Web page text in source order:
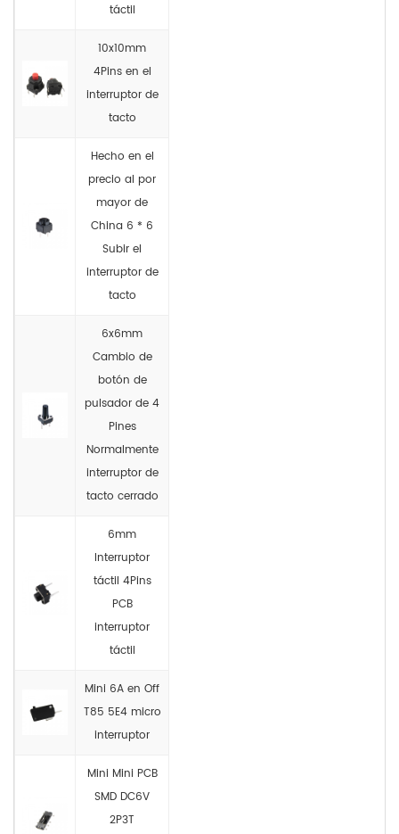
táctil
10x10mm
4Pins en el
interruptor de
tacto
Hecho en el
precio al por
mayor de
China 6 * 6
Subir el
interruptor de
tacto
6x6mm
Cambio de
botón de
pulsador de 4
Pines
Normalmente
interruptor de
tacto cerrado
6mm
Interruptor
táctil 4Pins
PCB
interruptor
táctil
Mini 6A en Off
T85 5E4 micro
interruptor
Mini Mini PCB
SMD DC6V
2P3T